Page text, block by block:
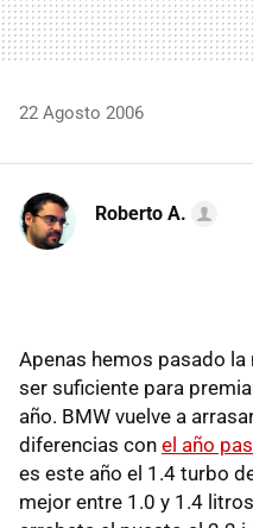
22 Agosto 2006
Roberto A.
Apenas hemos pasado
ser suficiente para
año. BMW vuelve a
diferencias con el año
es este año el 1.4 turbo
mejor entre 1.0 y 1.4